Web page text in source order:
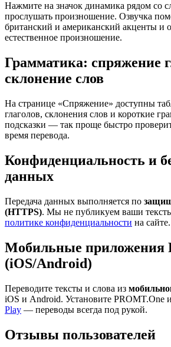
Нажмите на значок динамика рядом со
прослушать произношение. Озвучка
британский и американский акценты и
естественное произношение.
Грамматика: спряжение
склонение слов
На странице «Спряжение» доступны
глаголов, склонения слов и короткие
подсказки — так проще быстро
время перевода.
Конфиденциальность и
данных
Передача данных выполняется по
(HTTPS). Мы не публикуем ваши
политике конфиденциальности на сайте.
Мобильные приложения
(iOS/Android)
Переводите тексты и слова из
iOS и Android. Установите PROMT.One
Play — переводы всегда под рукой.
Отзывы пользователей